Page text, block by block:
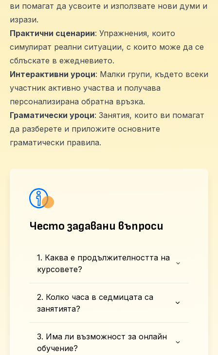
ви помагат да усвоите и използвате нови думи и
изрази.
Практични сценарии: Упражнения, които
симулират реални ситуации, с които може да се
сблъскате в ежедневието.
Интерактивни уроци: Малки групи, където всеки
участник активно участва и получава
персонализирана обратна връзка.
Граматически уроци: Занятия, които ви помагат
да разберете и приложите основните
граматически правила.
Често задавани въпроси
1. Каква е продължителността на
курсовете?
2. Колко часа в седмицата са
занятията?
3. Има ли възможност за онлайн
обучение?